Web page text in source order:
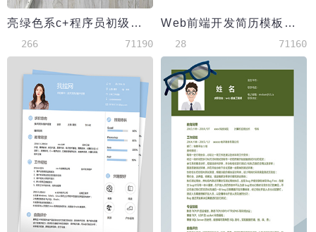
亮绿色系c+程序员初级简历模板
266 71190
Web前端开发简历模板（应届生初级岗位）
28 71160